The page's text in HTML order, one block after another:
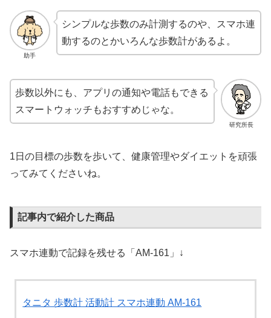
助手
シンプルな歩数のみ計測するのや、スマホ連
動するのとかいろんな歩数計があるよ。
研究所長
歩数以外にも、アプリの通知や電話もできる
スマートウォッチもおすすめじゃな。
1日の目標の歩数を歩いて、健康管理やダイエットを頑張
ってみてくださいね。
記事内で紹介した商品
スマホ連動で記録を残せる「AM-161」↓
タニタ 歩数計 活動計 スマホ連動 AM-161